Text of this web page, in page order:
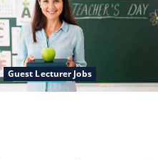
Guest Lecturer Jobs